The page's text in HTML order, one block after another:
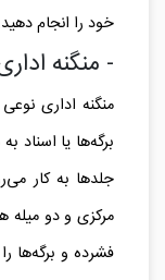
خود را انجام
- منگنه
منگنه اداری
برگه‌ها یا اسناد
جلد‌ها به کار
مرکزی و دو میله
فشرده و برگه‌ها